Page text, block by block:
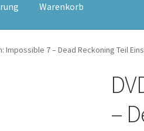
Warenkorb
Impossible 7 – Dead Reckoning Teil Eins
–